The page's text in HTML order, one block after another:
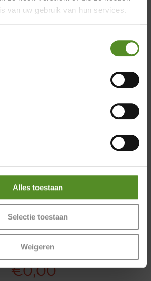
van uw gebruik van hun services.
Alles toestaan
Selectie toestaan
Weigeren
1 per Gallery
€0,00
Breda
12:00 – 17:00
12:00 – 17:00